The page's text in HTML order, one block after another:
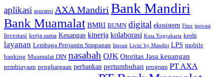
aplikasi asuransi AXA Mandiri Bank Mandiri
Bank Muamalat BMRI BUMN digital ekosistem Fitur inovasi
Investasi kerja sama Keuangan kinerja kolaborasi Kota Yogyakarta kredit
layanan Lembaga Penjamin Simpanan literasi Livin' by Mandiri LPS mobile
banking Muamalat DIN nasabah OJK Otoritas Jasa keuangan
pembiayaan penghargaan perbankan pertumbuhan program PT AXA